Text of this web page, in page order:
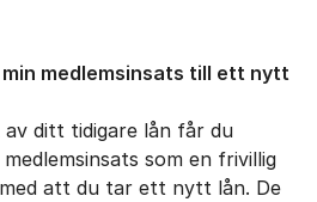
medlemsinsats till ett nytt
ditt tidigare lån får du
som en frivillig
att du tar ett nytt lån. De